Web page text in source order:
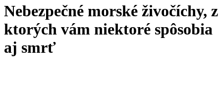
Nebezpečné morské živočíchy, z
ktorých vám niektoré spôsobia
aj smrť